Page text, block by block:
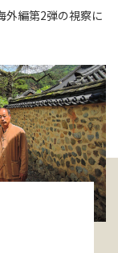
外編第2弾の視察に